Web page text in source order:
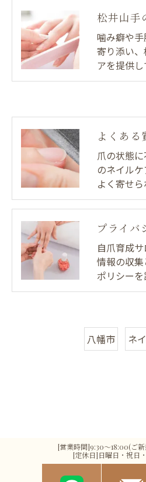
松井山手
噛み癖や
寄り添い
アを提供
よくある
爪の状態
のネイルケ
よく寄せ
プライバ
自爪育成
情報の収
ポリシー
八幡市 ネ
[営業時間]9:30～18:00(ご新
[定休日]日曜日・祝日